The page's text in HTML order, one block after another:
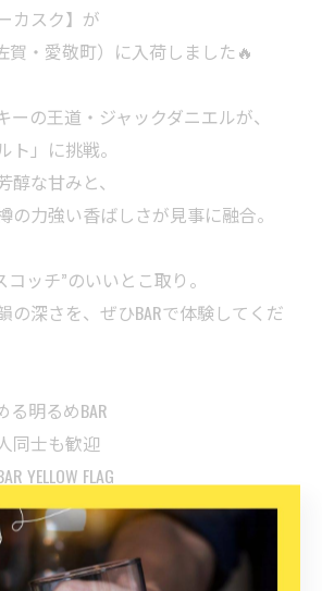
カスク】が
佐賀・愛敬町）に入荷しました🔥
ーの王道・ジャックダニエルが、
」に挑戦。
な甘みと、
の力強い香ばしさが見事に融合。
コッチ”のいいとこ取り。
の深さを、ぜひBARで体験してくだ
明るめBAR
同士も歓迎
YELLOW FLAG
水曜定休）
ー #ジャックダニエル #ジャックダ